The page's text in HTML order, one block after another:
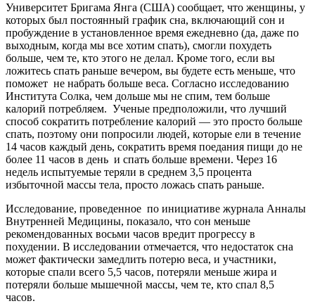
Университет Бригама Янга (США) сообщает, что женщины, у
которых был постоянный график сна, включающий сон и
пробуждение в установленное время ежедневно (да, даже по
выходным, когда мы все хотим спать), смогли похудеть
больше, чем те, кто этого не делал. Кроме того, если вы
ложитесь спать раньше вечером, вы будете есть меньше, что
поможет не набрать больше веса. Согласно исследованию
Института Солка, чем дольше мы не спим, тем больше
калорий потребляем. Ученые предположили, что лучший
способ сократить потребление калорий — это просто больше
спать, поэтому они попросили людей, которые ели в течение
14 часов каждый день, сократить время поедания пищи до не
более 11 часов в день и спать больше времени. Через 16
недель испытуемые теряли в средне­м 3,5 процента
избыточной массы тела, просто ложась спать раньше.
Исследование, проведенное по инициативе журнала Анналы
Внутренней Медицин­ы, показало, что сон меньше
рекомендованных восьми часов вредит прогрессу в
похудении. В исследовании отмечается, что недостаток сна
может фактически замедлить потерю веса, и участники,
которые спали всего 5,5 часов, потеряли меньше жира и
потеряли больше мышечной массы, чем те, кто спал 8,5
часов.